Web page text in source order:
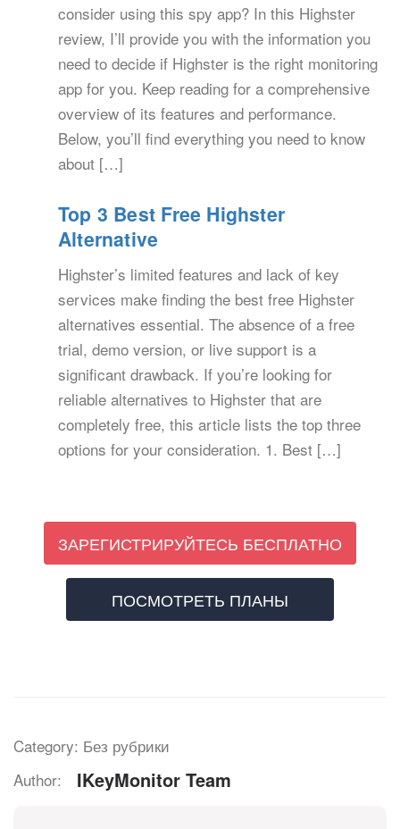
consider using this spy app? In this Highster
review, I’ll provide you with the information you
need to decide if Highster is the right monitoring
app for you. Keep reading for a comprehensive
overview of its features and performance.
Below, you’ll find everything you need to know
about […]
Top 3 Best Free Highster
Alternative
Highster’s limited features and lack of key
services make finding the best free Highster
alternatives essential. The absence of a free
trial, demo version, or live support is a
significant drawback. If you’re looking for
reliable alternatives to Highster that are
completely free, this article lists the top three
options for your consideration. 1. Best […]
ЗАРЕГИСТРИРУЙТЕСЬ БЕСПЛАТНО
ПОСМОТРЕТЬ ПЛАНЫ
Category: Без рубрики
Author:
IKeyMonitor Team